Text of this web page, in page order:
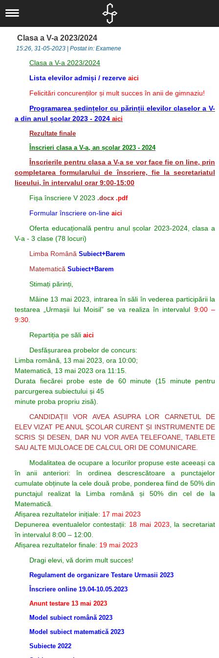
Documente
Asociaţia Părinți-
Profesori
Investiții
Absolvenți
LIIS în presă
Departamentul
eLIIS
LIIS în presă 2021 -
LIIS în presă 2022 -
1
LIIS în presă 2023
LIIS în presă 2024
IT
Revedere
Proiecte
Liceu
Investiții
Arte și Sport
Secretariat
Prevenirea şi
a hărţuirii morale la
locul de muncă
Concursuri
Olimpiade
Europene
Limbă, comunicare
și literatură
Biblioteca
CEAC
Management -
Informații de
interes public
Posturi Vacante
Administrație LIIS
LIIS în presă 2018
LIIS în presă 2020
Arte LIIS 50
Clasa a V-a 2023/2024
15:26, 31-05-2023 | Postat in: Examene
Clasa a V-a 2023/2024
Lista elevilor admiși / rezerve aici
Felicitări concurenților și mult succes în anii de gimnaziu!
Programarea ședințelor cu părinții elevilor claselor a V-
a din anul școlar 2023 - 2024 aici
Rezultate finale
Înscrieri clasa a V-a, an școlar 2023 - 2024
Înscrierile pentru clasa a V-a se vor face fie on line, prin
completarea formularului de înscriere, fie la secretariatul
liceului, în intervalul orar 9:00-15:00
Fișa înscriere V 2023 .docx .pdf
Formular înscriere on-line aici
Oferta educațională pentru anul școlar 2023-2024, clasa a
V-a - 3 clase (78 locuri)
Limba Română Subiect+Barem
Matematică Subiect+Barem
Stimați părinți,
Mâine 13 mai 2023, intrarea în săli în vederea participării la
testarea „Urmașii lui Moisil” se va realiza în intervalul 9:00 –
9:30
Repartiția pe săli aici
Desfășurarea probelor de concurs:
Limba română, 13 mai 2023, ora 10:00;
Matematică, 13 mai 2023 ora 11:15.
Durata fiecărei probe este de 60 minute (15 minute pentru
parcurgerea subiectului și 45
minute proba propriu zisă).
CANDIDAȚII VOR AVEA ASUPRA LOR CARNETUL DE
ELEV VIZAT PE ANUL ȘCOLAR CURENT ȘI INSTRUMENTE DE
SCRIS ȘI DESEN, DAR NU VOR AVEA TELEFOANE, TABLETE
SAU ALTE MIJLOACE DE CALCUL ORI DE COMUNICARE.
Modalitatea de ocupare a locurilor propuse este aceeași ca
în anii anteriori: în ordinea descrescătoare a punctajelor
cumulate obținute la cele două probe, ponderea fiind de 50% din
punctajul realizat la Limba română și 50% din cel de la
Matematică.
Afișarea rezultatelor inițiale: 17 mai 2023
Depunerea eventualelor contestații: 18 mai 2023 , la secretariat
în intervalul 8:00 – 12:00.
Afișarea rezultatelor finale: 19 mai 2023
Dragi elevi, vă dorim mult succes!
Regulament de organizare Testare Urmasii 2023
Înscriere online 19.04-10.05.2023
Anunt testare 13 mai 2023
Model subiect română 2023
Model subiect matematică 2023
Subiecte 2022